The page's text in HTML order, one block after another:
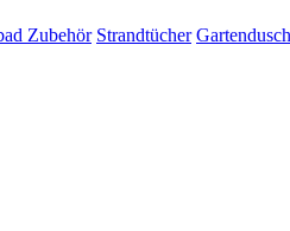
Zubehör Strandtücher